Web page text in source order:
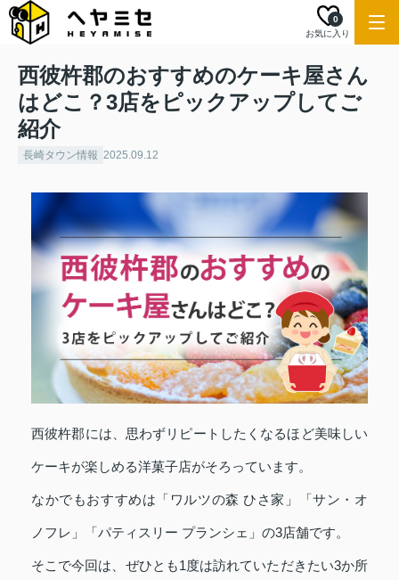
お気に入り
0
西彼杵郡のおすすめのケーキ屋さん
はどこ？3店をピックアップしてご
紹介
長崎タウン情報 2025.09.12
西彼杵郡には、思わずリピートしたくなるほど美味しい
ケーキが楽しめる洋菓子店がそろっています。
なかでもおすすめは「ワルツの森 ひさ家」「サン・オ
ノフレ」「パティスリー プランシェ」の3店舗です。
そこで今回は、ぜひとも1度は訪れていただきたい3か所